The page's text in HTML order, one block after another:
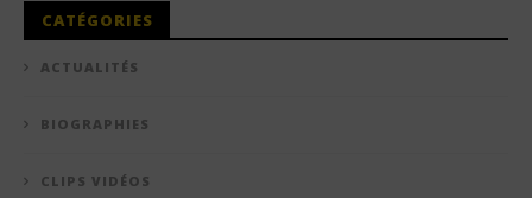
CATÉGORIES
ACTUALITÉS
BIOGRAPHIES
CLIPS VIDÉOS